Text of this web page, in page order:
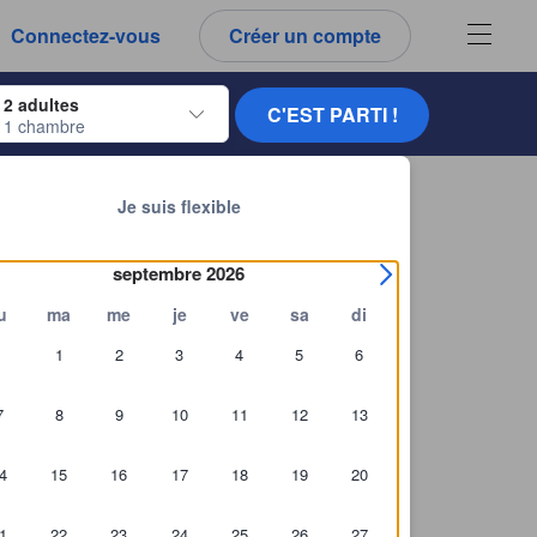
Connectez-vous Créer un compte
naviguer, appuyez sur Entrée pour sélectionner.
2 adultes
1 chambre
de dates. Utilisez les flèches du clavier pour naviguer entre les
Je suis flexible
septembre 2026
ma me je ve sa di
1 2 3 4 5 6
8 9 10 11 12 13
15 16 17 18 19 20
C'EST PARTI !
et tous les commentaires que vous voyez sont authentiques.